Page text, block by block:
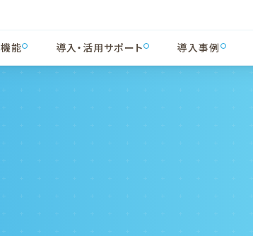
機能 導入・ 活用サポート 導入事例